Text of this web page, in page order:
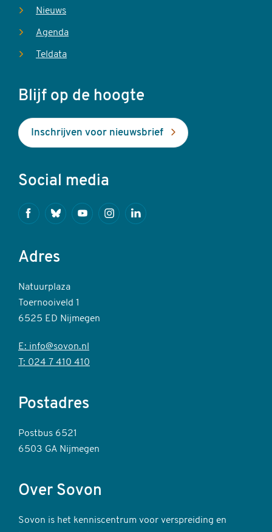
Nieuws
Agenda
Teldata
Blijf op de hoogte
Inschrijven voor nieuwsbrief
Social media
FacebookBlueskyYoutubeInstagramLinkedin
Adres
Natuurplaza
Toernooiveld 1
6525 ED Nijmegen
E: info@sovon.nl
T: 024 7 410 410
Postadres
Postbus 6521
6503 GA Nijmegen
Over Sovon
Sovon is het kenniscentrum voor verspreiding en